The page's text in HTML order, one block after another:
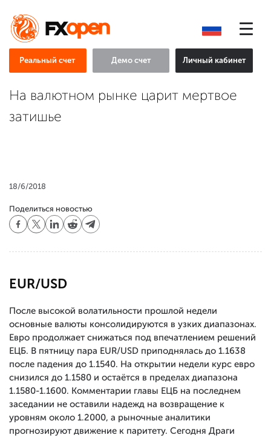
Реальный счет Демо счет Личный кабинет
На валютном рынке царит мертвое
затишье
18/6/2018
Поделиться новостью
EUR/USD
После высокой волатильности прошлой недели
основные валюты консолидируются в узких диапазонах.
Евро продолжает снижаться под впечатлением решений
ЕЦБ. В пятницу пара EUR/USD приподнялась до 1.1638
после падения до 1.1540. На открытии недели курс евро
снизился до 1.1580 и остаётся в пределах диапазона
1.1580-1.1600. Комментарии главы ЕЦБ на последнем
заседании не оставили надежд на возвращение к
уровням около 1.2000, а рыночные аналитики
прогнозируют движение к паритету. Сегодня Драги